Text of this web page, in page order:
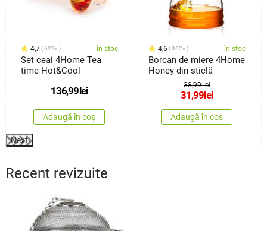
4,7 622x în stoc
Set ceai 4Home Tea
time Hot&Cool
136,99 lei
Adaugă în coș
4,6 362x în stoc
Borcan de miere 4Home
Honey din sticlă
38,99 lei
31,99 lei
Adaugă în coș
Next
Recent revizuite